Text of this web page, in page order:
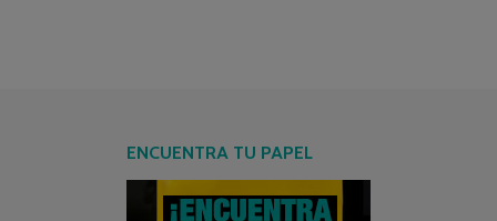
ENCUENTRA TU PAPEL